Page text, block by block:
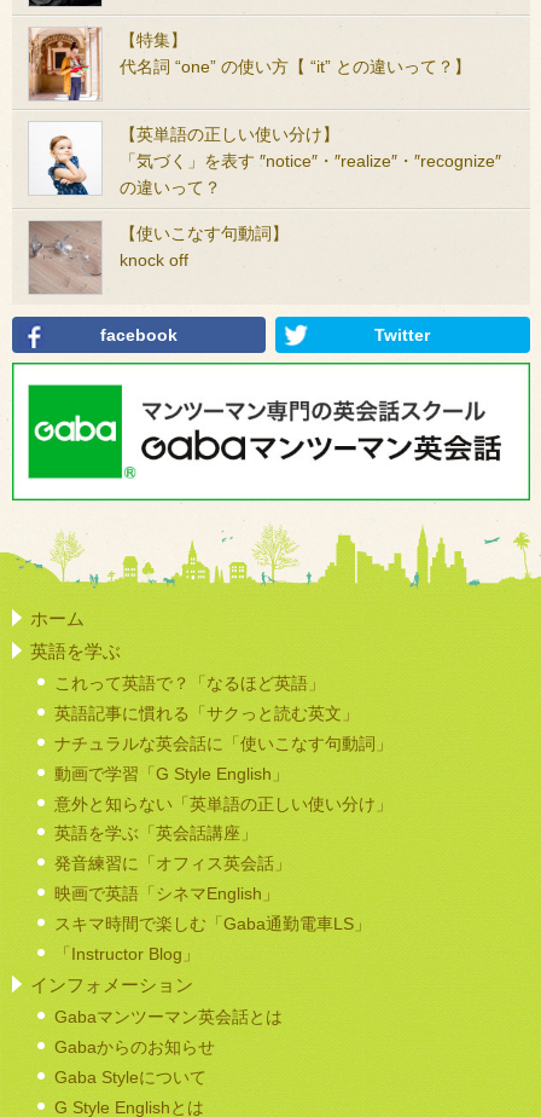
【特集】
代名詞 “one” の使い方【 “it” との違いって？】
【英単語の正しい使い分け】
「気づく」を表す ″notice″・″realize″・″recognize″
の違いって？
【使いこなす句動詞】
knock off
facebook Twitter
ホーム
英語を学ぶ
これって英語で？「なるほど英語」
英語記事に慣れる「サクっと読む英文」
ナチュラルな英会話に「使いこなす句動詞」
動画で学習「G Style English」
意外と知らない「英単語の正しい使い分け」
英語を学ぶ「英会話講座」
発音練習に「オフィス英会話」
映画で英語「シネマEnglish」
スキマ時間で楽しむ「Gaba通勤電車LS」
「Instructor Blog」
インフォメーション
Gabaマンツーマン英会話とは
Gabaからのお知らせ
Gaba Styleについて
G Style Englishとは